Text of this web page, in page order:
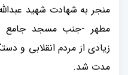
منجر به شهادت شهید
مطهر -جنب مسجد جامع
زیادی از مردم انقلابی و
مدت شد.